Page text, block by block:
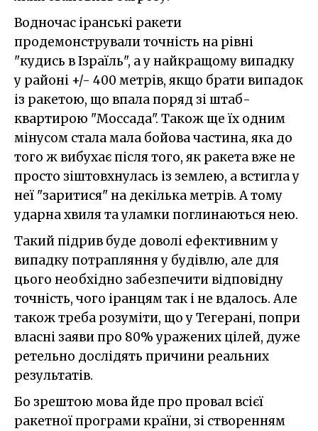
Водночас іранські ракети
продемонстрували точність на рівні
"кудись в Ізраїль", а у найкращому випадку
у районі +/- 400 метрів, якщо брати випадок
із ракетою, що впала поряд зі штаб-
квартирою "Моссада". Також ще їх одним
мінусом стала мала бойова частина, яка до
того ж вибухає після того, як ракета вже не
просто зіштовхнулась із землею, а встигла у
неї "заритися" на декілька метрів. А тому
ударна хвиля та уламки поглинаються нею.
Такий підрив буде доволі ефективним у
випадку потрапляння у будівлю, але для
цього необхідно забезпечити відповідну
точність, чого іранцям так і не вдалось. Але
також треба розуміти, що у Тегерані, попри
власні заяви про 80% уражених цілей, дуже
ретельно дослідять причини реальних
результатів.
Бо зрештою мова йде про провал всієї
ракетної програми країни, зі створенням